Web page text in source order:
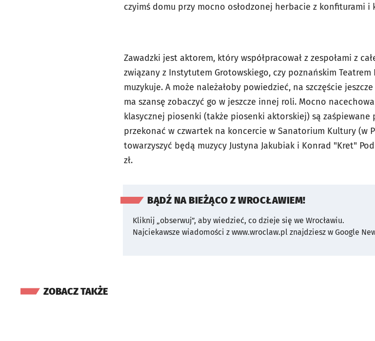
czyimś domu przy mocno osłodzonej herbacie z konfiturami i
Zawadzki jest aktorem, który współpracował z zespołami z
związany z Instytutem Grotowskiego, czy poznańskim Teatrem
muzykuje. A może należałoby powiedzieć, na szczęście
ma szansę zobaczyć go w jeszcze innej roli. Mocno
klasycznej piosenki (także piosenki aktorskiej) są zaśpiewane
przekonać w czwartek na koncercie w Sanatorium Kultury (w
towarzyszyć będą muzycy Justyna Jakubiak i Konrad "Kret"
zł.
BĄDŹ NA BIEŻĄCO Z WROCŁAWIEM!
Kliknij „obserwuj”, aby wiedzieć, co dzieje się we Wrocławiu.
Najciekawsze wiadomości z www.wroclaw.pl znajdziesz w Google
ZOBACZ TAKŻE